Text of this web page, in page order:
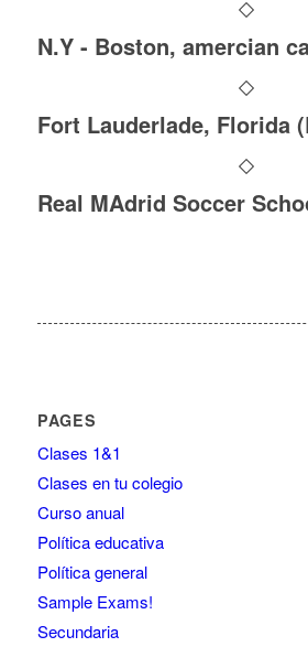
N.Y - Boston, amercian
Fort Lauderlade, Florida
Real MAdrid Soccer
PAGES
Clases 1&1
Clases en tu colegio
Curso anual
Política educativa
Política general
Sample Exams!
Secundaria